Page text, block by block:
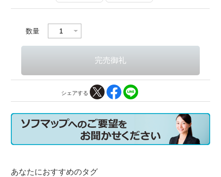
数量
シェアする
あなたにおすすめのタグ